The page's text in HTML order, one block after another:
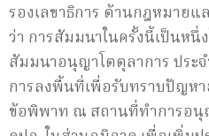
รองเลขาธิการ ด้านกฎหมายแ
ว่า การสัมมนาในครั้งนี้เป็นหนึ่
สัมมนาอนุญาโตตุลาการ ประ
การลงพื้นที่เพื่อรับทราบปัญหา
ข้อพิพาท ณ สถานที่ทำการอนุ